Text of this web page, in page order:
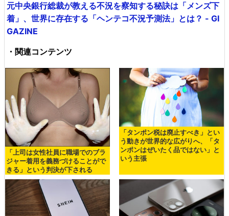
元中央銀行総裁が教える不況を察知する秘訣は「メンズ下
着」、世界に存在する「ヘンテコ不況予測法」とは？ - GI
GAZINE
・関連コンテンツ
「上司は女性社員に職場でのブラ
ジャー着用を義務づけることがで
きる」という判決が下される
「タンポン税は廃止すべき」とい
う動きが世界的な広がりへ、「タ
ンポンはぜいたく品ではない」と
いう主張